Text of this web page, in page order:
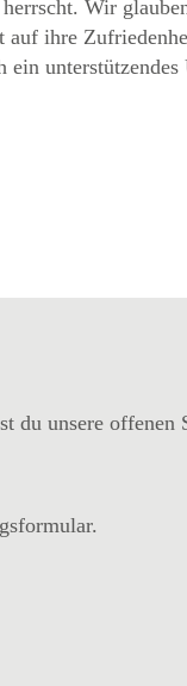
Wir
ihre
ein
du unsere offenen